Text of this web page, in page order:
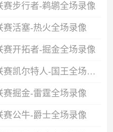
步行者-鹈鹕全场录像
活塞-热火全场录像
开拓者-掘金全场录像
07月16日NBA夏季联赛凯尔特人-国王全场录像
掘金-雷霆全场录像
公牛-爵士全场录像